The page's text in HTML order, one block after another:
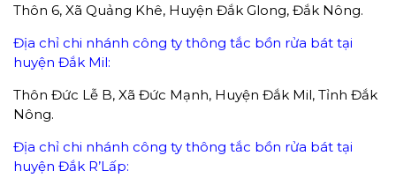
Thôn 6, Xã Quảng Khê, Huyện Đắk Glong, Đắk Nông.
Địa chỉ chi nhánh công ty thông tắc bồn rửa bát tại
huyện Đắk Mil:
Thôn Đức Lễ B, Xã Đức Mạnh, Huyện Đắk Mil, Tỉnh Đắk
Nông.
Địa chỉ chi nhánh công ty thông tắc bồn rửa bát tại
huyện Đắk R’Lấp: